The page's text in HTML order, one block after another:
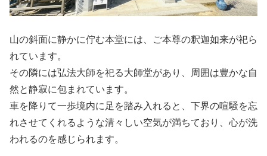
山の斜面に静かに佇む本堂には、ご本尊の釈迦如来が祀ら
れています。
その隣には弘法大師を祀る大師堂があり、周囲は豊かな自
然と静寂に包まれています。
車を降りて一歩境内に足を踏み入れると、下界の喧騒を忘
れさせてくれるような清々しい空気が満ちており、心が洗
われるのを感じられます。